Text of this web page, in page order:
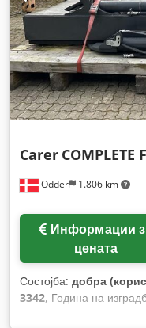
Odder 1.806 km
Carer COMPLETE
цената
Состојба: добра
3342, Година на